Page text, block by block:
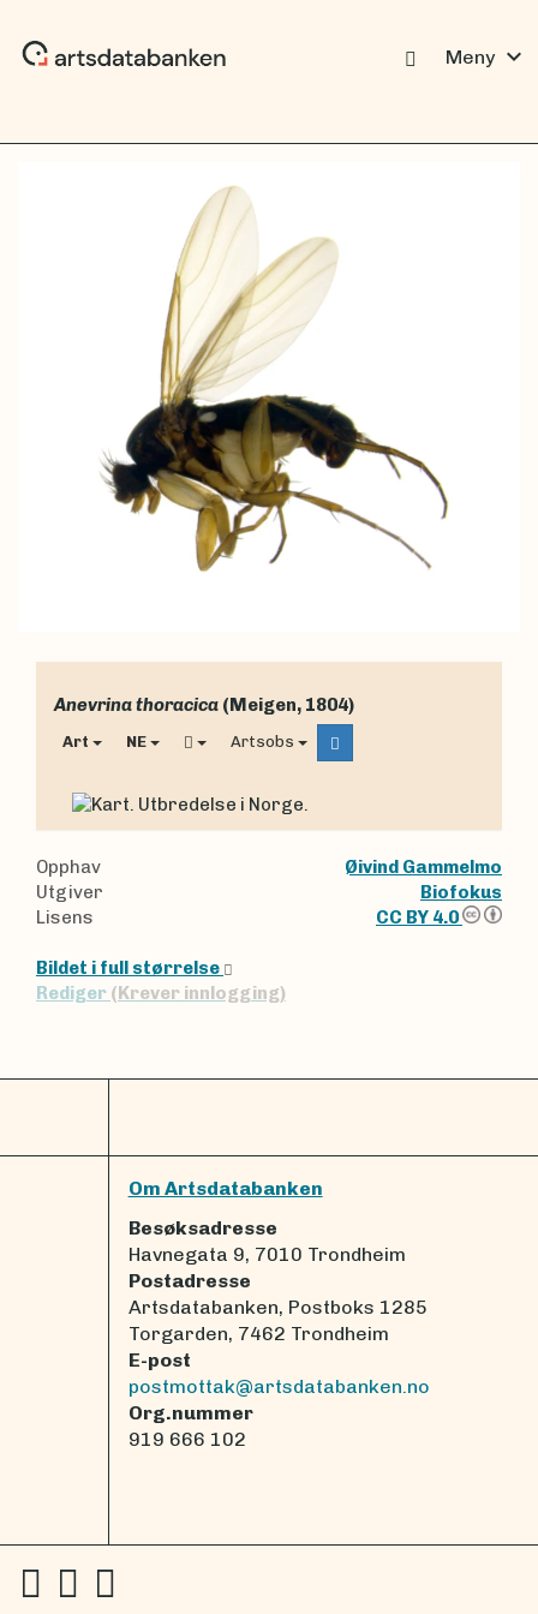
Meny expand_more
Anevrina thoracica (Meigen, 1804)
Art NE Artsobs
Opphav
Øivind Gammelmo
Utgiver
Biofokus
Lisens
CC BY 4.0
Bildet i full størrelse
Rediger (Krever innlogging)
Om Artsdatabanken
Besøksadresse
Havnegata 9, 7010 Trondheim
Postadresse
Artsdatabanken, Postboks 1285
Torgarden, 7462 Trondheim
E-post
postmottak@artsdatabanken.no
Org.nummer
919 666 102